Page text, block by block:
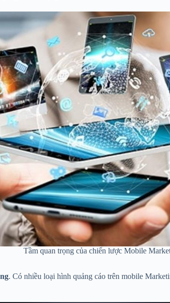
Tầm quan trọng của chiến lược Mobile
. Có nhiều loại hình quảng cáo trên mobile